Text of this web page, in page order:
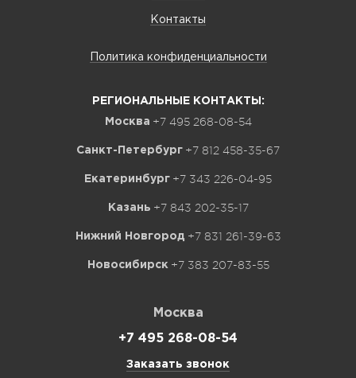
Контакты
Политика конфиденциальности
РЕГИОНАЛЬНЫЕ КОНТАКТЫ:
Москва +7 495 268-08-54
Санкт-Петербург +7 812 458-35-67
Екатеринбург +7 343 226-04-95
Казань +7 843 202-35-17
Нижний Новгород +7 831 261-39-63
Новосибирск +7 383 207-83-55
Москва
+7 495 268-08-54
Заказать звонок